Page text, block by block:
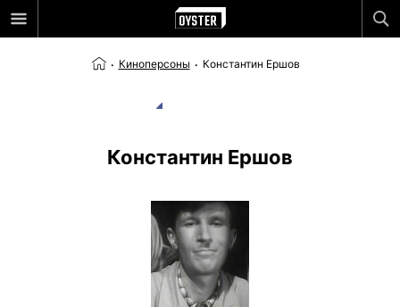
Киноперсоны Константин Ершов
Константин Ершов